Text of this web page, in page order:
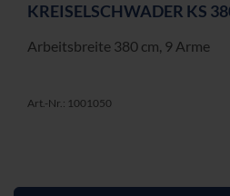
KREI­SEL­SCHWA­DER KS
Ar­beits­brei­te 380 cm, 9 Arme
Art.-Nr.: 1001050